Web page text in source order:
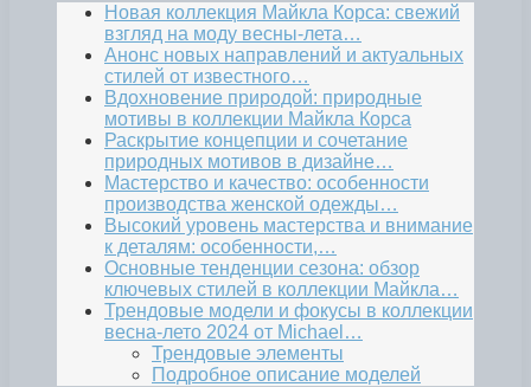
Новая коллекция Майкла Корса: свежий
взгляд на моду весны-лета…
Анонс новых направлений и актуальных
стилей от известного…
Вдохновение природой: природные
мотивы в коллекции Майкла Корса
Раскрытие концепции и сочетание
природных мотивов в дизайне…
Мастерство и качество: особенности
производства женской одежды…
Высокий уровень мастерства и внимание
к деталям: особенности,…
Основные тенденции сезона: обзор
ключевых стилей в коллекции Майкла…
Трендовые модели и фокусы в коллекции
весна-лето 2024 от Michael…
Трендовые элементы
Подробное описание моделей